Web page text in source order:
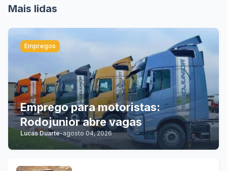
Mais lidas
Empregos
Emprego para motoristas:
Rodojunior abre vagas
Lucas Duarte-agosto 04, 2026